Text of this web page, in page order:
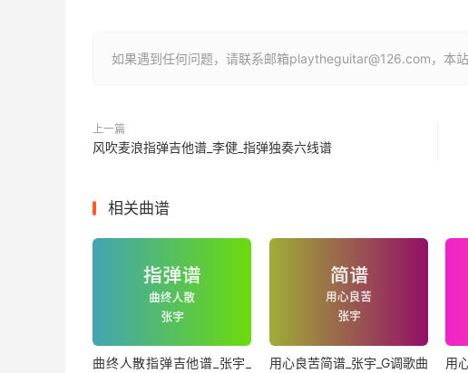
如果遇到任何问题，请联系邮箱playtheguitar@126.com，本站
上一篇
风吹麦浪指弹吉他谱_李健_指弹独奏六线谱
相关曲谱
曲终人散指弹吉他谱_张宇_
用心良苦简谱_张宇_G调歌曲
用